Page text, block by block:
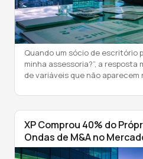
Quando um sócio de escritório
minha assessoria?”, a
de variáveis que não aparecem
de investimentos varia de 0,5%
amplitude de 8x entre o piso e
XP Comprou 40% do
Ondas de M&A no